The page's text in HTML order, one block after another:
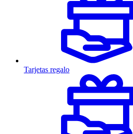
Tarjetas regalo